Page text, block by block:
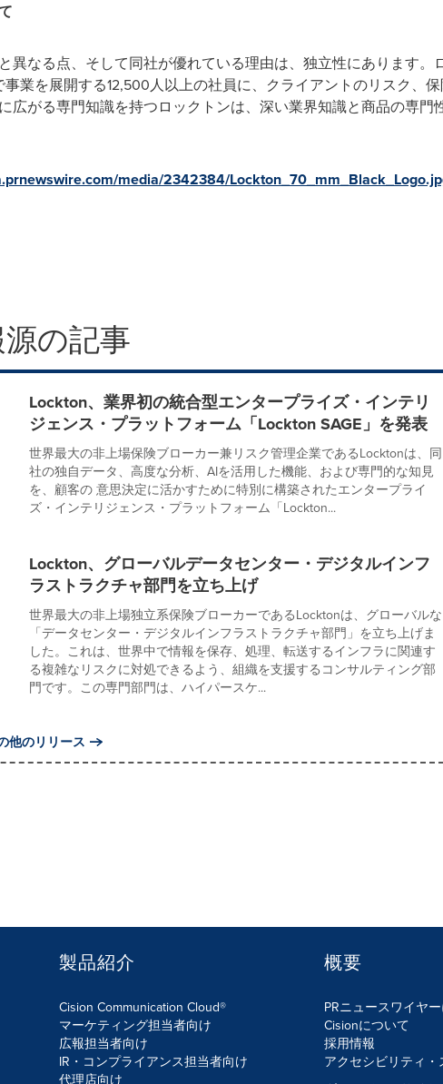
異なる点、そして同社が優れている理由は、独立性にあります
事業を展開する12,500人以上の社員に、クライアントのリスク、
広がる専門知識を持つロックトンは、深い業界知識と商品の専
media/2342384/
の記事
Lockton、業界初の統合型エンタープライズ・インテリ
ジェンス・プラットフォーム「Lockton SAGE」を発表
世界最大の非上場保険ブローカー兼リスク管理企業であるLocktonは、同
社の独自データ、高度な分析、AIを活用した機能、および専門的な知見
を、顧客の 意思決定に活かすために特別に構築されたエンタープライ
ズ・インテリジェンス・プラットフォーム「Lockton...
Lockton、グローバルデータセンター・デジタルインフ
ラストラクチャ部門を立ち上げ
世界最大の非上場独立系保険ブローカーであるLocktonは、グローバルな
「データセンター・デジタルインフラストラクチャ部門」を立ち上げま
した。これは、世界中で情報を保存、処理、転送するインフラに関連す
る複雑なリスクに対処できるよう、組織を支援するコンサルティング部
門です。この専門部門は、ハイパースケ...
他のリリース
製品紹介
Cision Communication Cloud®
マーケティング担当者向け
広報担当者向け
IR・コンプライアンス担当者向け
代理店向け
概要
PRニュースワイヤ
Cisionについて
採用情報
アクセシビリティ・